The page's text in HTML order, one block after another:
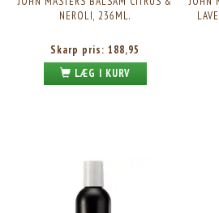
NEROLI, 236ML.
Skarp pris: 188,95
LÆG I KURV